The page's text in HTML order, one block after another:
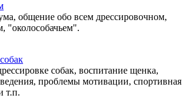
общение обо всем дрессировочном,
"околособачьем".
собак, воспитание щенка,
проблемы мотивации, спортивная
т.п.